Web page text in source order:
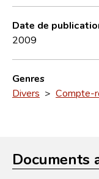
Date de
2009
Genres
Divers > Compte-
Documents